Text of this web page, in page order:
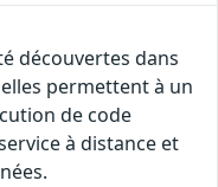
découvertes dans
elles permettent à un
de code
à distance et